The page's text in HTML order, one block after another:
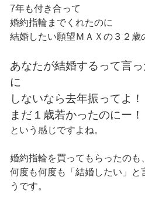
7年も付き合って
婚約指輪までくれたのに
結婚したい願望ＭＡＸの３２歳
あなたが結婚するって言
に
しないなら去年振ってよ！
まだ１歳若かったのにー！
という感じですよね。
婚約指輪を買ってもらったのも、
何度も何度も「結婚したい」と
うです。